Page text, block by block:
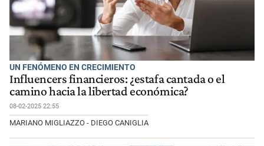
UN FENÓMENO EN CRECIMIENTO
Influencers financieros: ¿estafa cantada o el
camino hacia la libertad económica?
08-02-2025 22:55
MARIANO MIGLIAZZO - DIEGO CANIGLIA